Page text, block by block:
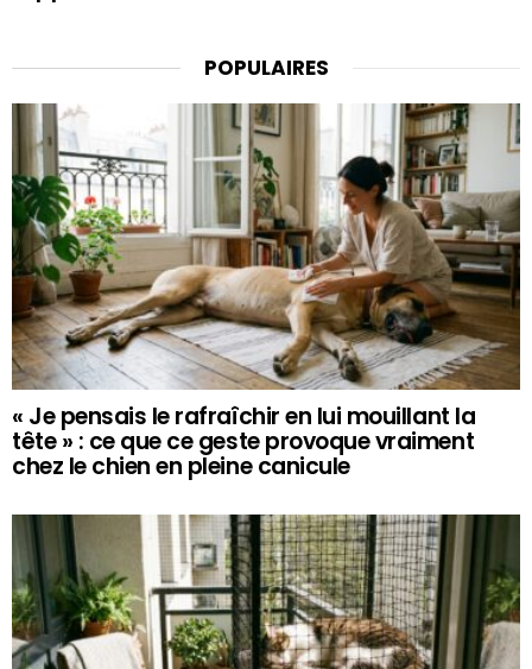
POPULAIRES
« Je pensais le rafraîchir en lui mouillant la
tête » : ce que ce geste provoque vraiment
chez le chien en pleine canicule